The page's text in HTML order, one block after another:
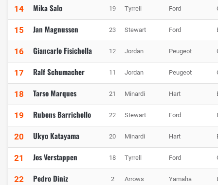
14 Mika Salo 19 Tyrrell Ford
15 Jan Magnussen 23 Stewart Ford
16 Giancarlo Fisichella 12 Jordan Peugeot
17 Ralf Schumacher 11 Jordan Peugeot
18 Tarso Marques 21 Minardi Hart
19 Rubens Barrichello 22 Stewart Ford
20 Ukyo Katayama 20 Minardi Hart
21 Jos Verstappen 18 Tyrrell Ford
22 Pedro Diniz 2 Arrows Yamaha